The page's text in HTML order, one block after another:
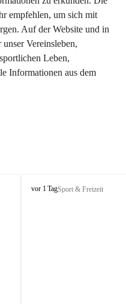
empfehlen, um sich mit
Auf der Website und in
Vereinsleben,
Leben,
Informationen aus dem
S
vor 1 TagSport & Freizeit